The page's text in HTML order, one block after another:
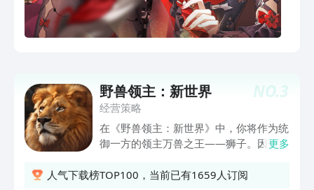
NO.3
野兽领主：新世界
经营策略
在《野兽领主：新世界》中，你将作为统
御一方的领主万兽之王——狮子。因一场
动物丧生，作为领主的你，决定重新寻找
更多
人气下载榜TOP100，当前已有1659人订阅